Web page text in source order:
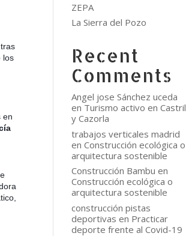
los
en
ZEPA
La Sierra del Pozo
Recent
Comments
Angel jose Sánchez uceda
en Turismo activo en Castril
y Cazorla
trabajos verticales madrid
enConstrucción ecológica o
arquitectura sostenible
Construcción Bambu en
Construcción ecológica o
arquitectura sostenible
construcción pistas
deportivas en Practicar
deporte frente al Covid-19